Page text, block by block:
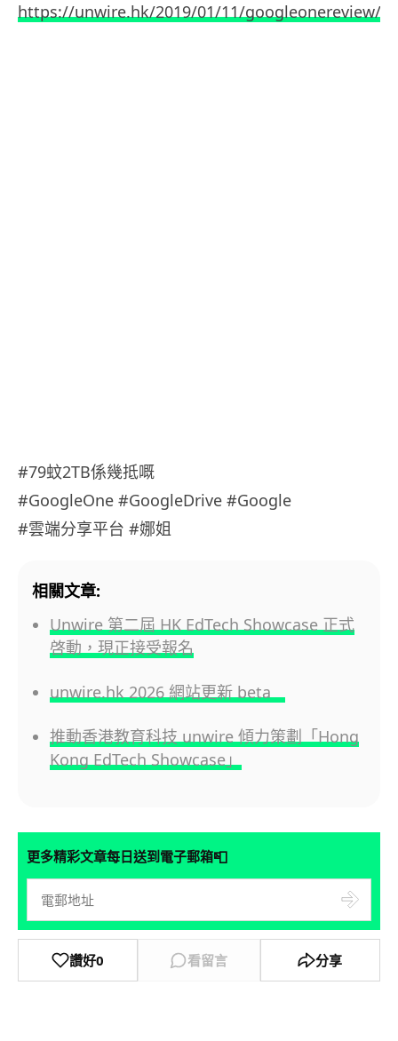
https://unwire.hk/2019/01/11/googleonereview/
#79蚊2TB係幾抵嘅
#GoogleOne #GoogleDrive #Google
#雲端分享平台 #娜姐
相關文章:
Unwire 第二屆 HK EdTech Showcase 正式
啓動，現正接受報名
unwire.hk 2026 網站更新 beta
推動香港教育科技 unwire 傾力策劃「Hong
Kong EdTech Showcase」
更多精彩文章每日送到電子郵箱📮
讚好0 看留言 分享